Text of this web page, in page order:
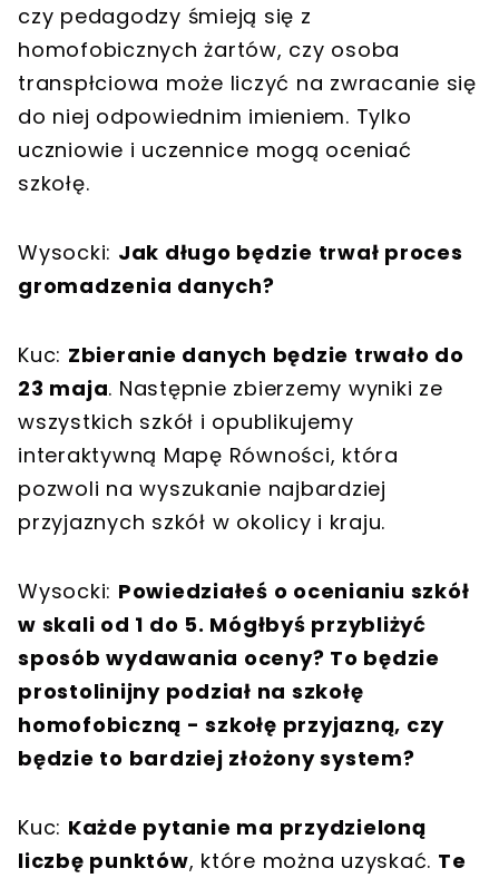
czy pedagodzy śmieją się z
homofobicznych żartów, czy osoba
transpłciowa może liczyć na zwracanie się
do niej odpowiednim imieniem. Tylko
uczniowie i uczennice mogą oceniać
szkołę.
Wysocki: Jak długo będzie trwał proces
gromadzenia danych?
Kuc: Zbieranie danych będzie trwało do
23 maja. Następnie zbierzemy wyniki ze
wszystkich szkół i opublikujemy
interaktywną Mapę Równości, która
pozwoli na wyszukanie najbardziej
przyjaznych szkół w okolicy i kraju.
Wysocki: Powiedziałeś o ocenianiu szkół
w skali od 1 do 5. Mógłbyś przybliżyć
sposób wydawania oceny? To będzie
prostolinijny podział na szkołę
homofobiczną - szkołę przyjazną, czy
będzie to bardziej złożony system?
Kuc: Każde pytanie ma przydzieloną
liczbę punktów, które można uzyskać. Te